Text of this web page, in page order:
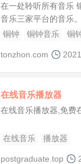
在一处聆听所有音乐
音乐三家平台的音乐。
铜钟
铜钟音乐 铜
tonzhon.com
在线音乐播放器
在线音乐播放器,免费
在线音乐 播放器
postgraduate.top